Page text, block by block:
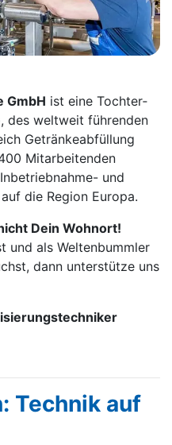
GmbH ist eine Tochter­
des weltweit führenden
Getränke­abfüllung
Mitarbei­tenden
und
die Region Europa.
Dein Wohnort!
und als Weltenbummler
dann unterstütze uns
Technik auf